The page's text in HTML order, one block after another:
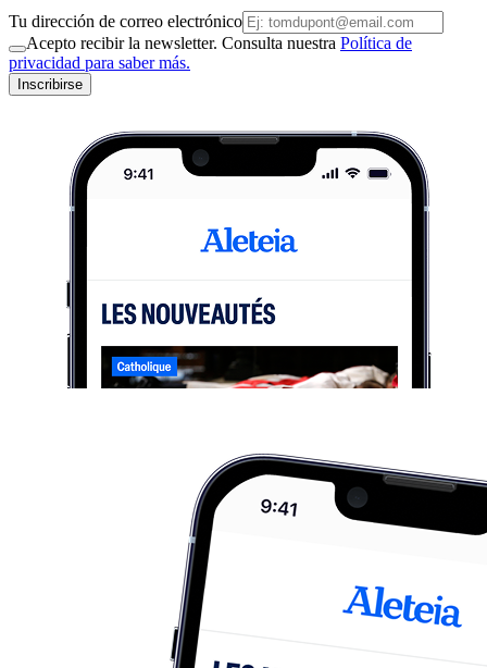
Tu dirección de correo electrónico
Acepto recibir la newsletter. Consulta nuestra Política de
privacidad para saber más.
Inscribirse